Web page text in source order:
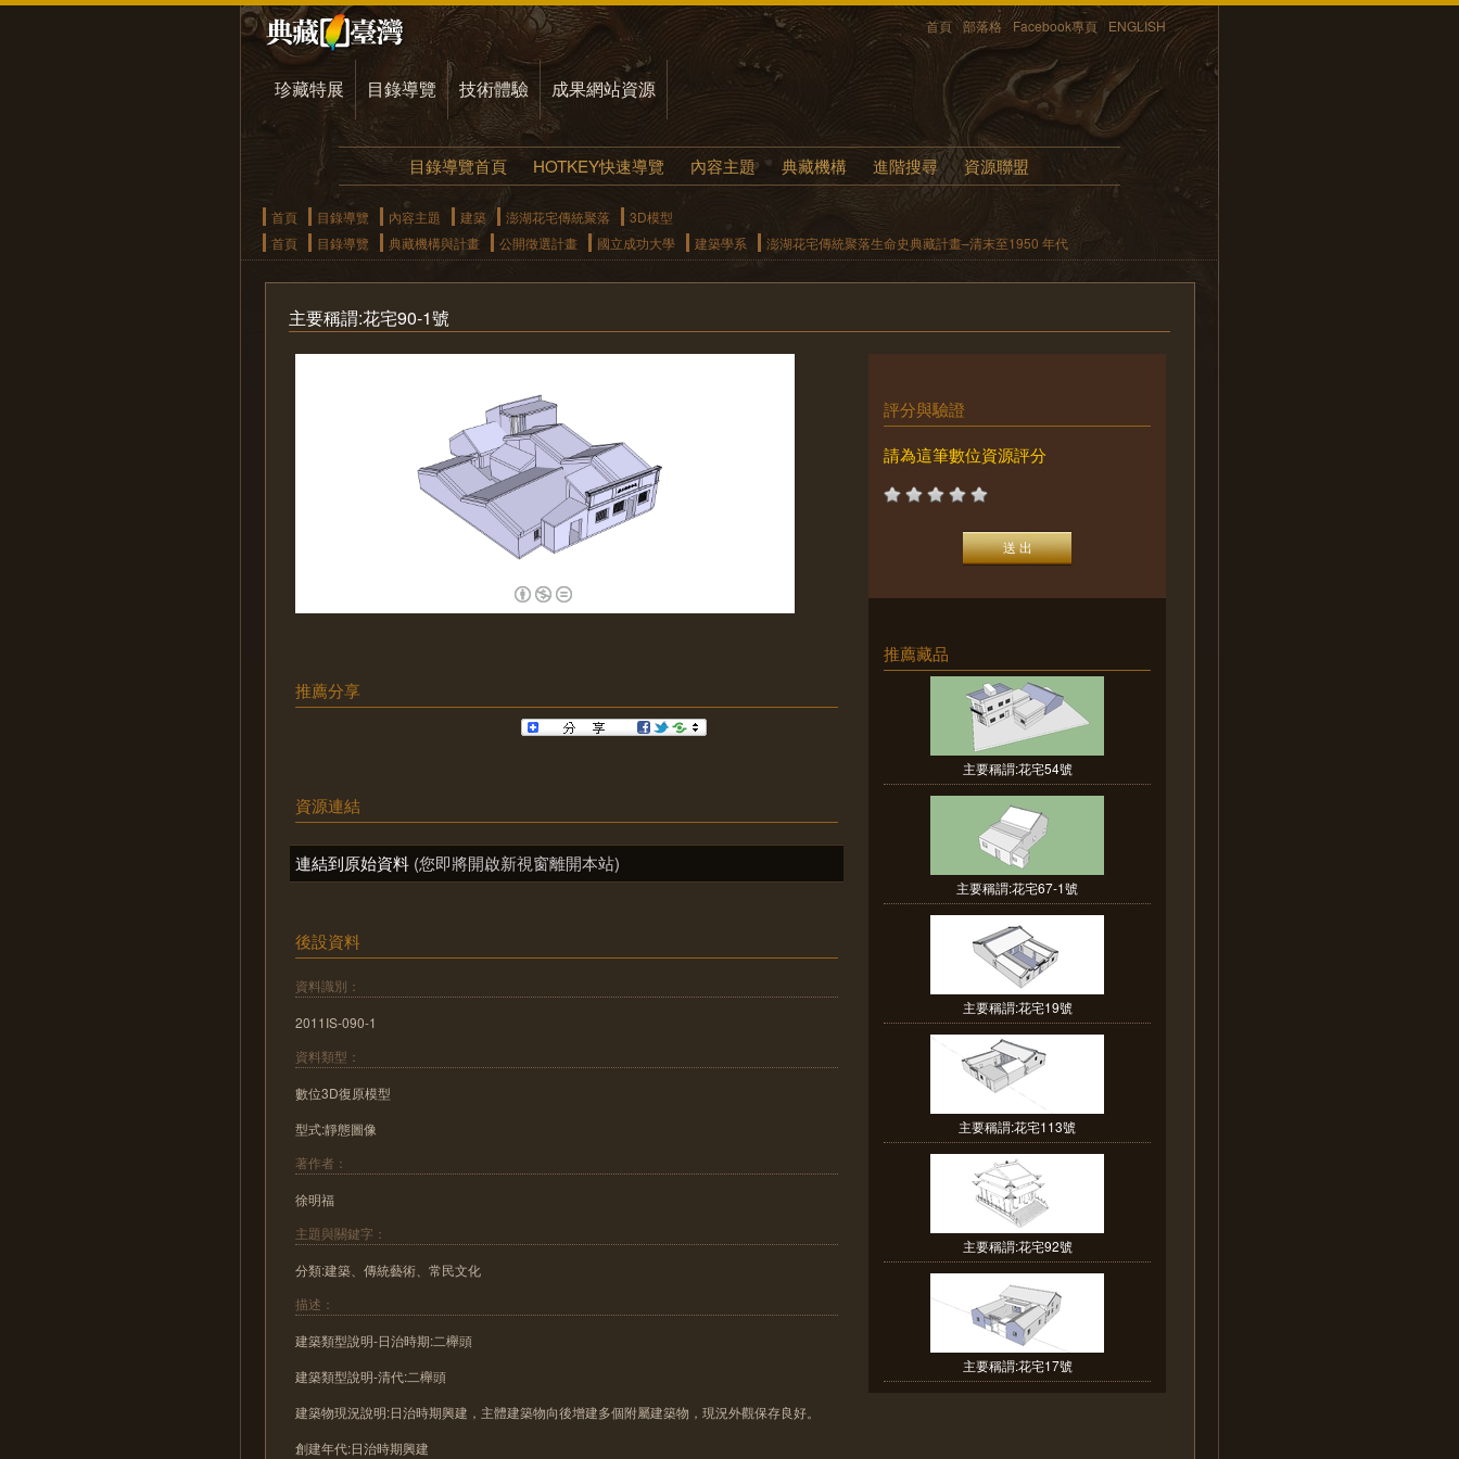
首頁 部落格 Facebook專頁 ENGLISH
珍藏特展 目錄導覽 技術體驗 成果網站資源
目錄導覽首頁 HOTKEY快速導覽 內容主題 典藏機構 進階搜尋 資源聯盟
首頁 目錄導覽 內容主題 建築 澎湖花宅傳統聚落
3D模型
首頁
目錄導覽 典藏機構與計畫 公開徵選計畫 國立成功大學 建築學系 澎湖花宅傳統聚落生命史典藏計畫–清末至1950 年代
主要稱謂:花宅90-1號
推薦分享
資源連結
連結到原始資料 (您即將開啟新視窗離開本站)
後設資料
資料識別：
2011IS-090-1
資料類型：
數位3D復原模型
型式:靜態圖像
著作者：
徐明福
主題與關鍵字：
分類:建築、傳統藝術、常民文化
描述：
建築類型說明-日治時期:二櫸頭
建築類型說明-清代:二櫸頭
建築物現況說明:日治時期興建，主體建築物向後增建多個附屬建築物，現況外觀保存良好。
創建年代:日治時期興建
評分與驗證
請為這筆數位資源評分
推薦藏品
主要稱謂:花宅54號
主要稱謂:花宅67-1號
主要稱謂:花宅19號
主要稱謂:花宅113號
主要稱謂:花宅92號
主要稱謂:花宅17號